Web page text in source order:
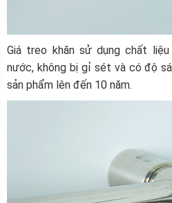
Giá treo khăn sử dụng chất
nước, không bị gỉ sét và có độ
sản phẩm lên đến 10 năm.